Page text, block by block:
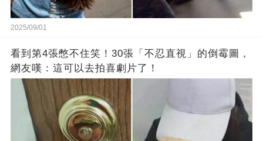
2025/09/01
看到第4張憋不住笑！30張「不忍直視」的倒霉圖，
網友嘆：這可以去拍喜劇片了！